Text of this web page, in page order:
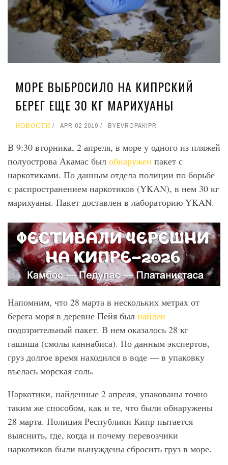
МОРЕ ВЫБРОСИЛО НА КИПРСКИЙ
БЕРЕГ ЕЩЕ 30 КГ МАРИХУАНЫ
НОВОСТИ APR 02 2019 BYEVROPAKIPR
В 9:30 вторника, 2 апреля, в море у одного из пляжей
полуострова Акамас был обнаружен пакет с
наркотиками. По данным отдела полиции по борьбе
с распространением наркотиков (YKAN), в нем 30 кг
марихуаны. Пакет доставлен в лабораторию YKAN.
Напомним, что 28 марта в нескольких метрах от
берега моря в деревне Пейя был найден
подозрительный пакет. В нем оказалось 28 кг
гашиша (смолы каннабиса). По данным экспертов,
груз долгое время находился в воде — в упаковку
въелась морская соль.
Наркотики, найденные 2 апреля, упакованы точно
таким же способом, как и те, что были обнаружены
28 марта. Полиция Республики Кипр пытается
выяснить, где, когда и почему перевозчики
наркотиков были вынуждены сбросить груз в море.